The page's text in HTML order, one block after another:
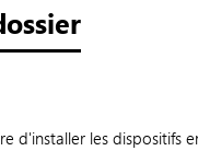
d'installer les dispositifs